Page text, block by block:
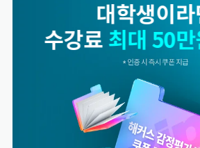
동반수강이
수강료 최대 50